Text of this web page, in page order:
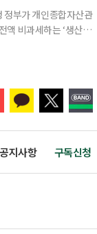
정부가 개인종합자산관
액 비과세하는 ‘생산적
공지사항 구독신청